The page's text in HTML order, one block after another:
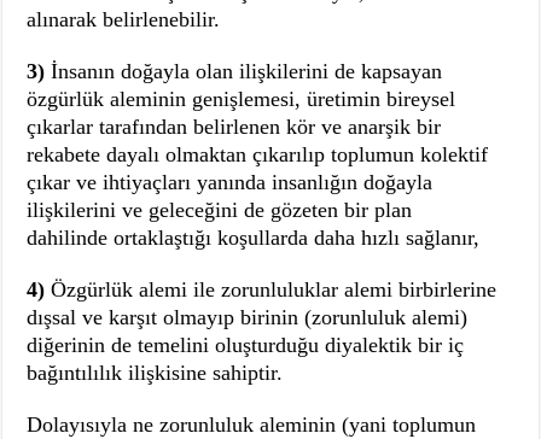
alınarak belirlenebilir.
3)İnsanın doğayla olan ilişkilerini de kapsayan
özgürlük aleminin genişlemesi, üretimin bireysel
çıkarlar tarafından belirlenen kör ve anarşik bir
rekabete dayalı olmaktan çıkarılıp toplumun kolektif
çıkar ve ihtiyaçları yanında insanlığın doğayla
ilişkilerini ve geleceğini de gözeten bir plan
dahilinde ortaklaştığı koşullarda daha hızlı sağlanır,
4)Özgürlük alemi ile zorunluluklar alemi birbirlerine
dışsal ve karşıt olmayıp birinin (zorunluluk alemi)
diğerinin de temelini oluşturduğu diyalektik bir iç
bağıntılılık ilişkisine sahiptir.
Dolayısıyla ne zorunluluk aleminin (yani toplumun